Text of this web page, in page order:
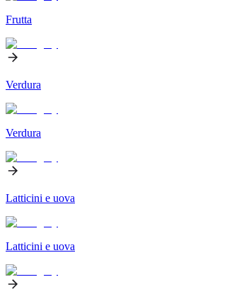
Frutta
Verdura
Verdura
Latticini e uova
Latticini e uova